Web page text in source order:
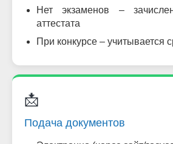
Нет экзаменов –
аттестата
При конкурсе – учитывается
📩
Подача документов